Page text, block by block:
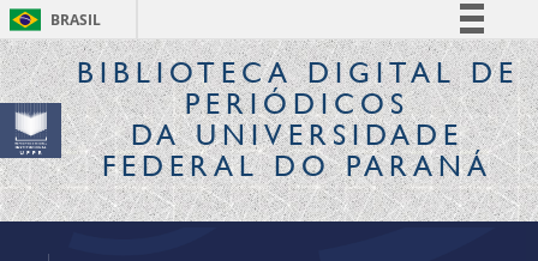
BRASIL
Simplifique!
Comunica BR
Participe
Acesso à informação
Legislação
BIBLIOTECA DIGITALDE
PERIÓDICOS
DA UNIVERSIDADE
FEDERAL DO PARANÁ